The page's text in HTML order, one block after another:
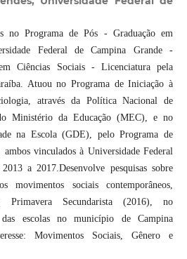
no Programa de Pós - Graduação em
Federal de Campina Grande -
Ciências Sociais - Licenciatura pela
Atuou no Programa de Iniciação à
através da Política Nacional de
Ministério da Educação (MEC), e no
na Escola (GDE), pelo Programa de
vinculados à Universidade Federal
a 2017.Desenvolve pesquisas sobre
movimentos sociais contemporâneos,
Primavera Secundarista (2016), no
escolas no município de Campina
Movimentos Sociais, Gênero e